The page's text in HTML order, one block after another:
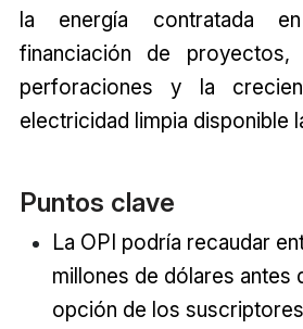
la energía contratada
financiación de
perforaciones y la
electricidad limpia disponible
Puntos clave
La OPI podría recaudar
millones de dólares antes
opción de los